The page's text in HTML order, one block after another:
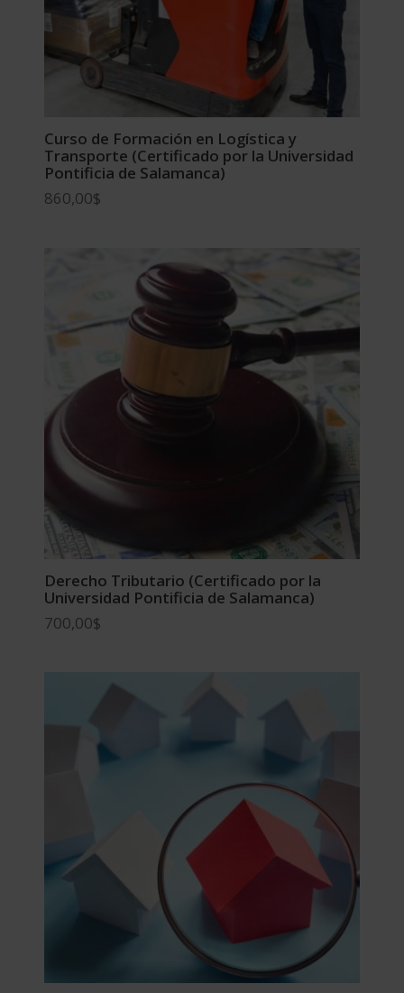
Curso de Formación en Logística y
Transporte (Certificado por la Universidad
Pontificia de Salamanca)
860,00$
Derecho Tributario (Certificado por la
Universidad Pontificia de Salamanca)
700,00$